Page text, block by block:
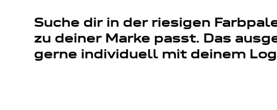
Suche dir in der riesigen
zu deiner Marke passt. Das
gerne individuell mit deinem